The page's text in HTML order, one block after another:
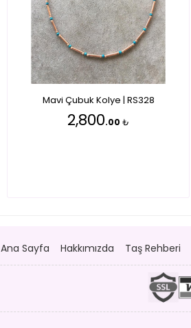
Mavi Çubuk Kolye | RS328
2,800.00 ₺
Ana Sayfa Hakkımızda Taş Rehberi